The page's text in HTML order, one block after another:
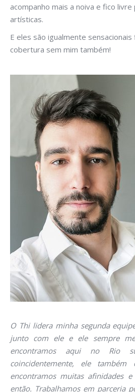
acompanho mais a noiva e fico
artísticas.
E eles são igualmente
cobertura sem mim também!
O Thi lidera minha segunda
junto com ele e ele sempre
encontramos aqui no Rio
coincidentemente, ele
encontramos muitas afinidades
então. Trabalhamos em parceria